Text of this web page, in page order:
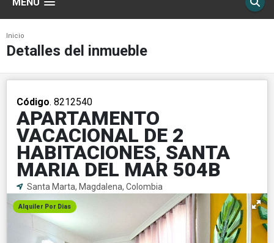
Inicio
Detalles del inmueble
Código. 8212540
APARTAMENTO
VACACIONAL DE 2
HABITACIONES, SANTA
MARIA DEL MAR 504B
Santa Marta, Magdalena, Colombia
Alquiler Por Dias